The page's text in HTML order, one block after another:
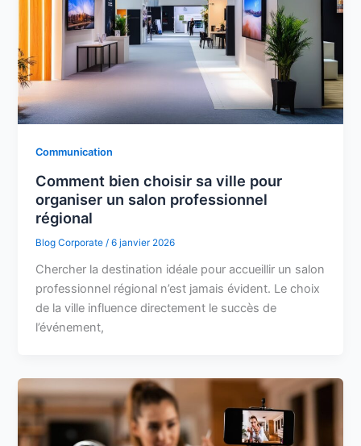
Communication
Comment bien choisir sa ville pour
organiser un salon professionnel
régional
Blog Corporate/6 janvier 2026
Chercher la destination idéale pour accueillir un salon
professionnel régional n’est jamais évident. Le choix
de la ville influence directement le succès de
l’événement,